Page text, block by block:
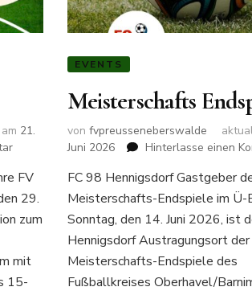
21.
zu
FV
29.
zum
mit
15-
EVENTS
Meisterschafts
von fvpreusseneberswalde
Juni 2026
Hinterlasse einen
FC 98 Hennigsdorf Gastgeber
Meisterschafts-Endspiele im Ü-
Sonntag, den 14. Juni 2026, ist
Hennigsdorf Austragungsort der
Meisterschafts-Endspiele des
Fußballkreises Oberhavel/